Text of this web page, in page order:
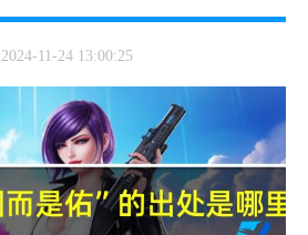
2024-11-24 13:00:25